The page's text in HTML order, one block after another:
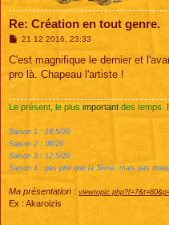
Re: Création en tout genre.
M
s
a
21 12 2016, 23:33
C'est magnifique le dernier et
pro là. Chapeau l'artiste !
Le présent, le plus important des temps.
Saison 1 : 18.5/20
Saison 2 : 08/20
Saison 3 : 12.5/20
Saison 4 : pas pire que la 3ème, mais pas
Ma présentation :
Ex : Akaroizis